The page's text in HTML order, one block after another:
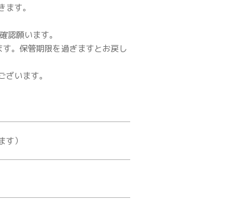
す。
認願います。
。保管期限を過ぎますとお戻し
います。
す）